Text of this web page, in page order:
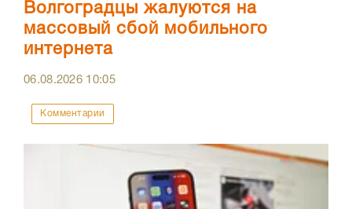
Волгоградцы жалуются на
массовый сбой мобильного
интернета
06.08.2026 10:05
Комментарии